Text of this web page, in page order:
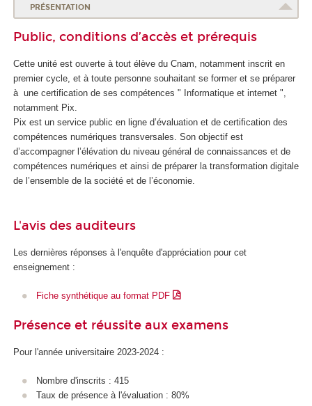
o
l
e
u
n
u
m
é
r
i
q
u
t
e
l
I
PRÉSENTATION
Public, conditions d’accès et prérequis
Cette unité est ouverte à tout élève du Cnam, notamment inscrit en
premier cycle, et à toute personne souhaitant se former et se préparer
à une certification de ses compétences " Informatique et internet ",
notamment Pix.
Pix est un service public en ligne d’évaluation et de certification des
compétences numériques transversales. Son objectif est
d’accompagner l’élévation du niveau général de connaissances et de
compétences numériques et ainsi de préparer la transformation digitale
de l’ensemble de la société et de l’économie.
L'avis des auditeurs
Les dernières réponses à l'enquête d'appréciation pour cet
enseignement :
Fiche synthétique au format PDF
Présence et réussite aux examens
Pour l'année universitaire 2023-2024 :
Nombre d'inscrits : 415
Taux de présence à l'évaluation : 80%